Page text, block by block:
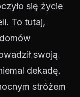
się życie
To tutaj,
swoją
dekadę.
stróżem